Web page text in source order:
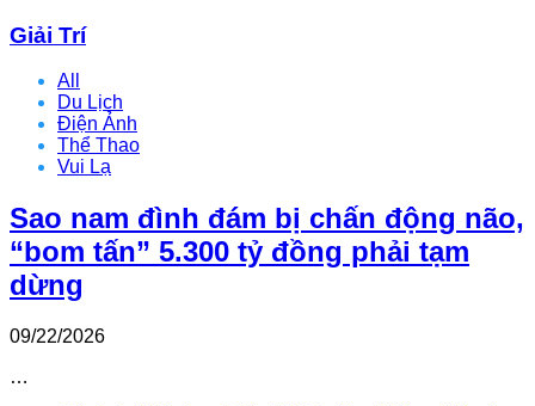
Giải Trí
All
Du Lịch
Điện Ảnh
Thể Thao
Vui Lạ
Sao nam đình đám bị chấn động não,
“bom tấn” 5.300 tỷ đồng phải tạm
dừng
09/22/2026
…